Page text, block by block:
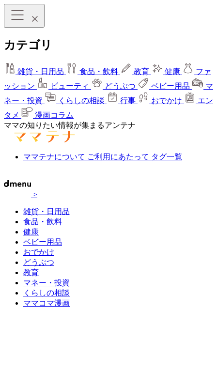
カテゴリ
雑貨・日用品 食品・飲料 教育 健康
ファ
ッション
ビューティ どうぶつ ベビー用品
マ
ネー・投資
くらしの相談 行事 おでかけ
エン
タメ
漫画コラム
ママの知りたい情報が集まるアンテナ
ママテナについて ご利用にあたって タグ一覧
>
雑貨・日用品
食品・飲料
健康
ベビー用品
おでかけ
どうぶつ
教育
マネー・投資
くらしの相談
ママコマ漫画